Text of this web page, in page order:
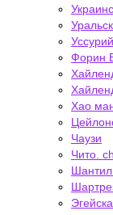
Форин
Хао
Чаузи
Чито.